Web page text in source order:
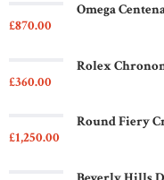
Omega
£87000
Rolex
£36000
Round Fiery
£1,25000